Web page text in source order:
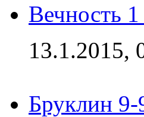
Вечность
13.1.2015,
Бруклин 9-